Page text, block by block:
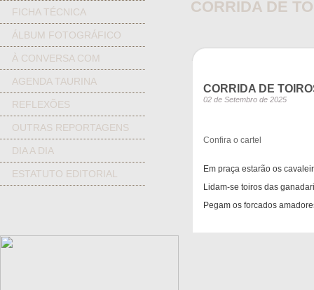
FICHA TÉCNICA
ÁLBUM FOTOGRÁFICO
À CONVERSA COM
AGENDA TAURINA
REFLEXÕES
OUTRAS REPORTAGENS
DIA A DIA
ESTATUTO EDITORIAL
CORRIDA DE
CORRIDA DE
02 de Setembro de 2025
Confira o cartel
Em praça estarão os
Lidam-se toiros das
Pegam os forcados